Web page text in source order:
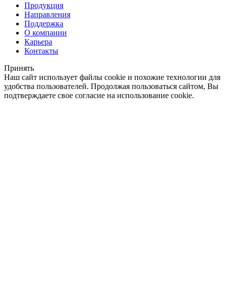
Продукция
Направления
Поддержка
О компании
Карьера
Контакты
Принять
Наш сайт использует файлы cookie и похожие технологии для
удобства пользователей. Продолжая пользоваться сайтом, Вы
подтверждаете свое согласие на использование cookie.